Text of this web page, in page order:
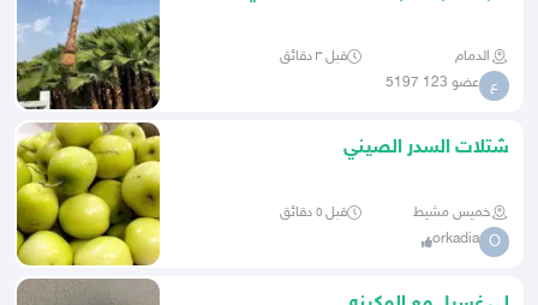
الدمام قبل ٣ دقائق
ع عضو 123 5197
شتلات السدر الصيني
خميس مشيط قبل ٥ دقائق
O
orkadia